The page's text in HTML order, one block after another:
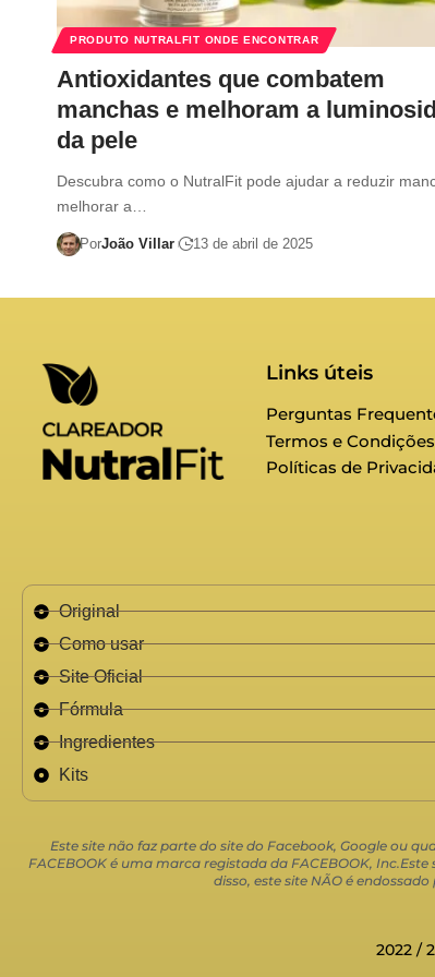
PRODUTO NUTRALFIT ONDE ENCONTRAR
Antioxidantes que combatem
manchas e melhoram a
da pele
Descubra como o NutralFit pode ajudar a reduzir
melhorar a…
PorJoão Villar 13 de abril de 2025
Links úteis
Perguntas
Termos e Condições
Políticas de
Original
Como usar
Site Oficial
Fórmula
Ingredientes
Kits
Este site não faz parte do site do Facebook, Google ou
FACEBOOK é uma marca registada da FACEBOOK,
disso, este site NÃO é
2022 /